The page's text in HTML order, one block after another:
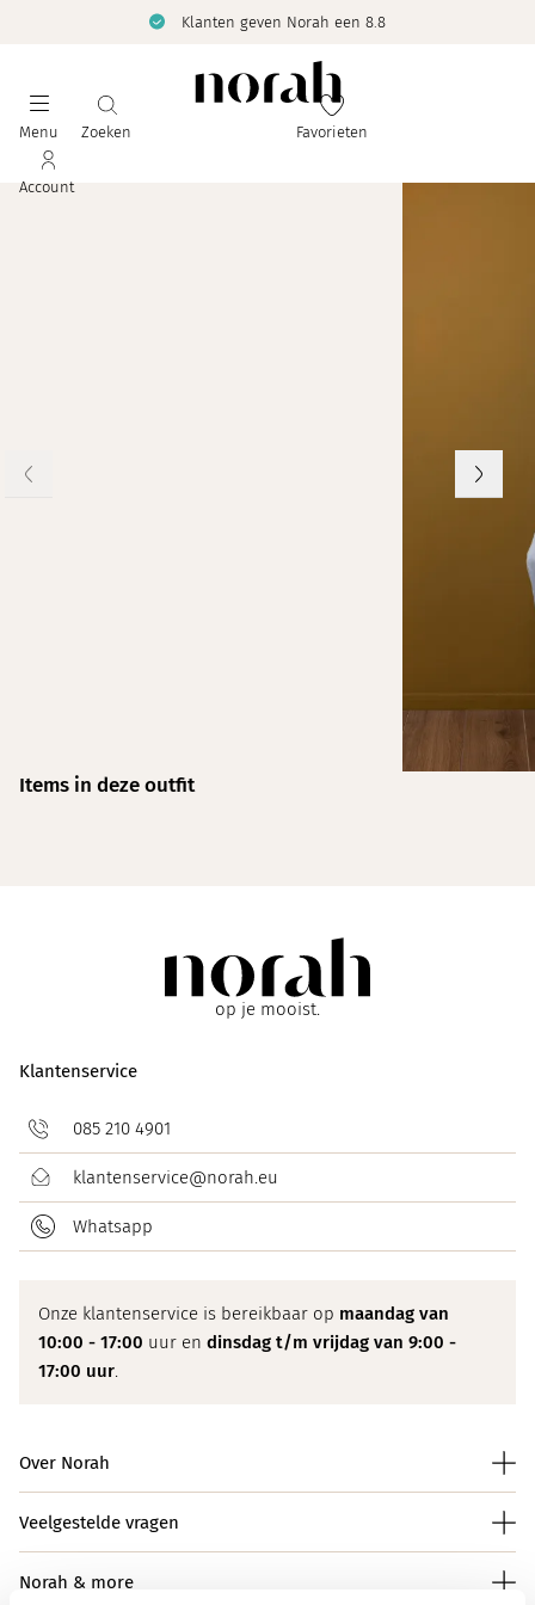
Klanten geven Norah een 8.8
Menu Zoeken Favorieten
Account
Items in deze outfit
op je mooist.
Klantenservice
085 210 4901
klantenservice@norah.eu
Whatsapp
Onze klantenservice is bereikbaar op maandag van
10:00 - 17:00 uur en dinsdag t/m vrijdag van 9:00 -
17:00 uur.
Over Norah
Veelgestelde vragen
Norah & more